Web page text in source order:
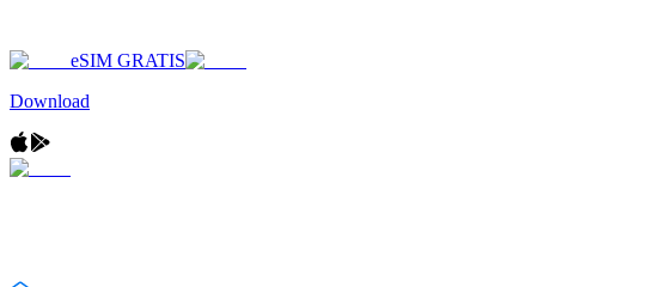
eSIM GRATIS
Download